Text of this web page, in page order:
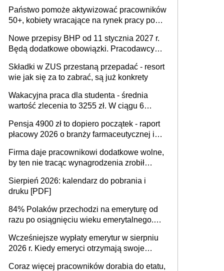
Państwo pomoże aktywizować pracowników
50+, kobiety wracające na rynek pracy po
osoby neuroatypowe. Powstanie Fundusz
na rzecz Inkluzywności w Zatrudnianiu?
Nowe przepisy BHP od 11 stycznia 2027 r.
Będą dodatkowe obowiązki. Pracodawcy
Składki w ZUS przestaną przepadać - resort
wie jak się za to zabrać, są już konkrety
Wakacyjna praca dla studenta - średnia
wartość zlecenia to 3255 zł. W ciągu 6
ponad 10,7 tys. zł
Pensja 4900 zł to dopiero początek - raport
płacowy 2026 o branży farmaceutycznej i
Firma daje pracownikowi dodatkowe wolne,
by ten nie tracąc wynagrodzenia zrobił
sprawdza
Sierpień 2026: kalendarz do pobrania i
druku [PDF]
84% Polaków przechodzi na emeryturę od
razu po osiągnięciu wieku emerytalnego.
dłużej, ale czy jest w stanie? Pracownicy
45+ to siła napędowa gospodarki
Wcześniejsze wypłaty emerytur w sierpniu
2026 r. Kiedy emeryci otrzymają swoje
Coraz więcej pracowników dorabia do etatu,